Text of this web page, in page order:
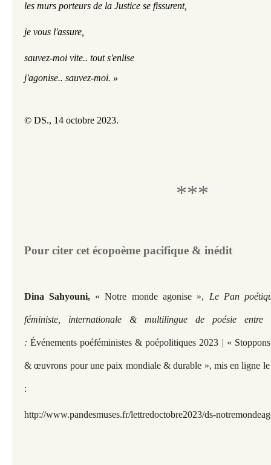
les murs porteurs de la Justice se fissurent,
je vous l'assure,
sauvez-moi vite.. tout s'enlise
j'agonise.. sauvez-moi. »
© DS., 14 octobre 2023.
***
Pour citer cet écopoème pacifique & inédit​​​​​
Dina Sahyouni, « Notre monde agonise », Le Pan
féministe, internationale & multilingue de poésie entre
:Événements poéféministes & poépolitiques 2023 | «
& œuvrons pour une paix mondiale & durable », mis en ligne
:
http://www.pandesmuses.fr/lettredoctobre2023/ds-